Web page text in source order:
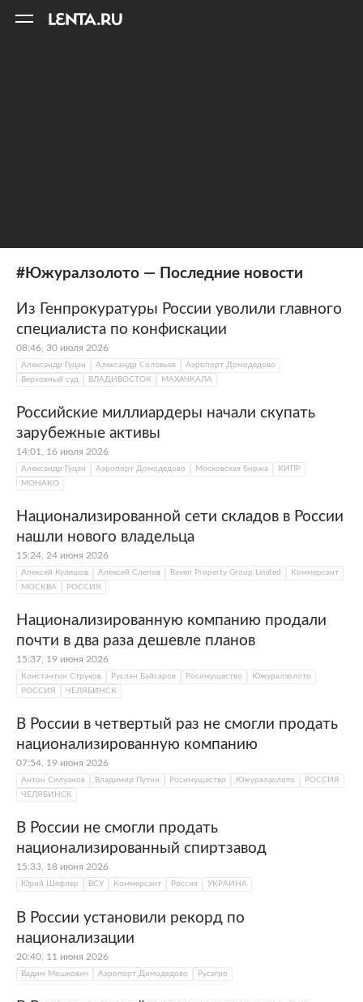
#Южуралзолото — Последние новости
Из Генпрокуратуры России уволили главного
специалиста по конфискации
08:46, 30 июля 2026
Александр Гуцан Александр Соловьев
Аэропорт Домодедово
Верховный суд
ВЛАДИВОСТОК МАХАЧКАЛА
Российские миллиардеры начали скупать
зарубежные активы
14:01, 16 июля 2026
Александр Гуцан Аэропорт Домодедово Московская биржа
КИПР
МОНАКО
Национализированной сети складов в России
нашли нового владельца
15:24, 24 июня 2026
Алексей Кулешов Алексей Слепов Raven Property Group Limited
Коммерсант
МОСКВА
РОССИЯ
Национализированную компанию продали
почти в два раза дешевле планов
15:37, 19 июня 2026
Константин Струков Руслан Байсаров Росимущество
Южуралзолото
РОССИЯ
ЧЕЛЯБИНСК
В России в четвертый раз не смогли продать
национализированную компанию
07:54, 19 июня 2026
Антон Силуанов Владимир Путин Росимущество Южуралзолото
РОССИЯ
ЧЕЛЯБИНСК
В России не смогли продать
национализированный спиртзавод
15:33, 18 июня 2026
Юрий Шефлер ВСУ Коммерсант Россия УКРАИНА
В России установили рекорд по
национализации
20:40, 11 июня 2026
Вадим Мошкович Аэропорт Домодедово Русагро